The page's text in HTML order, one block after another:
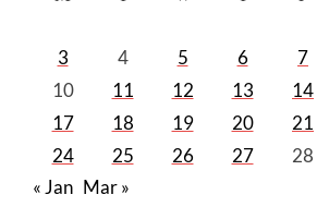
3
4 5 6 7
10
11 12 13 14
17
18 19 20 21
24
25 26 27 28
« Jan Mar »